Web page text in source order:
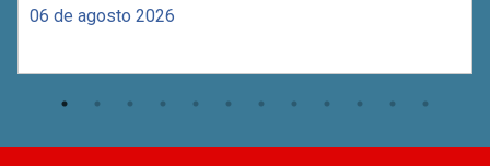
06 de agosto 2026